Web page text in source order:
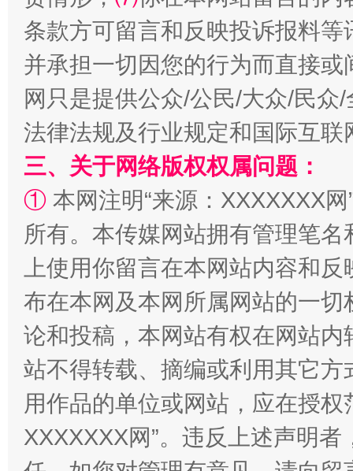
阿坝州三大球赛在茂县开幕 规模
国家大学科技园优化重塑工作
条款方可留言和反映投诉报料
并承担一切因您的行为而直接
网只是提供公众/公民/大众/民
法律法规及行业规定和国际互
三、关于网络版权权属问题：
① 本网注明“来源：XXXXXXX
所有。本传媒网站拥有管理笔
上使用你留言在本网站内容和
布在本网及本网所属网站的一
论和投稿，本网站有权在网站
站不得转载、摘编或利用其它
用作品的单位或网站，应在授
XXXXXXX网”。违反上述声明